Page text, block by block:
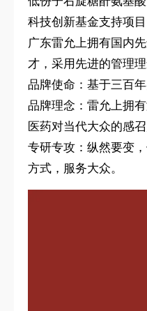
科技创新基金支持项
广东雷允上拥有国内
才，采用先进的管理
品牌使命：基于三百
品牌理念：雷允上拥
医药对当代大众的感
专研专攻：纵然要变
方式，服务大众。